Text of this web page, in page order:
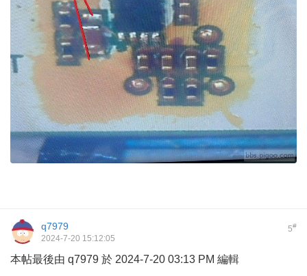
5#
q7979
2024-7-20 15:12:05
本帖最後由 q7979 於 2024-7-20 03:13 PM 編輯